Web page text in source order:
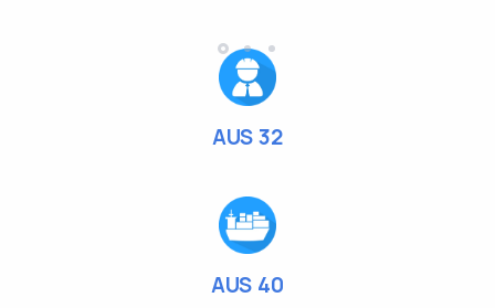
AUS 32
AUS 40